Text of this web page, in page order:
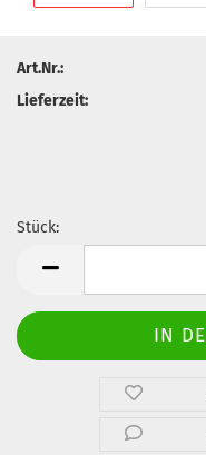
Art.Nr.:
Lieferzeit:
Stück: